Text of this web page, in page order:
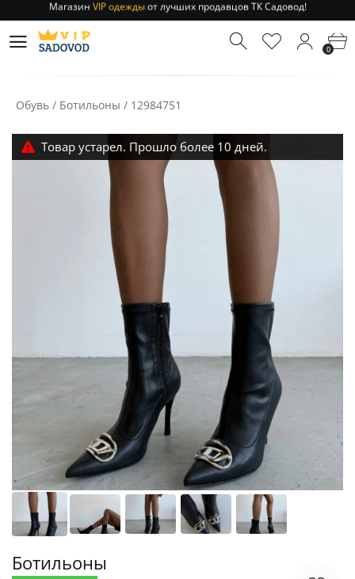
Отправление заказа 1-3 дняпо РФ и МСК!
Магазин
от лучших продавцов ТК Садовод!
Отправление заказа 1-3 дня
0
Обувь / Ботильоны / 12984751
Товар устарел. Прошло более 10 дней.
Ботильоны